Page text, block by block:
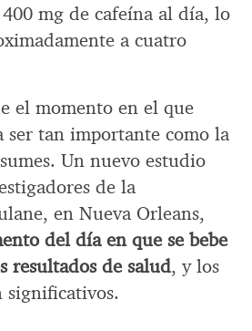
mg de cafeína al día, lo
a cuatro
el momento en el que
ser tan importante como la
Un nuevo estudio
de la
en Nueva Orleans,
del día en que se bebe
resultados de salud, y los
significativos.